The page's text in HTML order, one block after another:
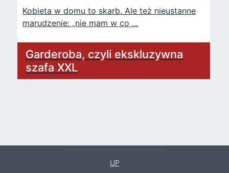
Kobieta w domu to skarb. Ale też nieustanne
marudzenie: „nie mam w co ...
Garderoba, czyli ekskluzywna
szafa XXL
UP